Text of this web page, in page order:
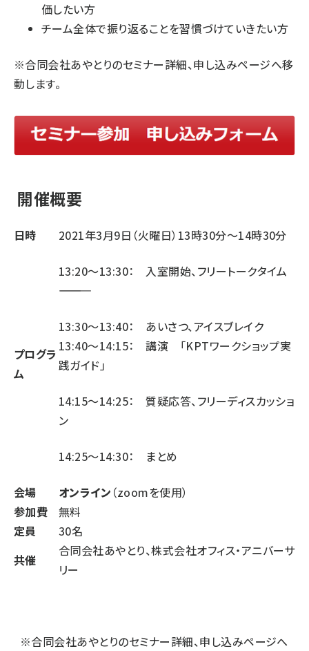
価したい方
チーム全体で振り返ることを習慣づけていきたい方
※合同会社あやとりのセミナー詳細、申し込みページへ移
動します。
開催概要
日時 2021年3月9日（火曜日）13時30分～14時30分
プログラ
ム
13:20～13:30： 入室開始、フリートークタイム
――――――――
13:30～13:40： あいさつ、アイスブレイク
13:40～14:15： 講演 「KPTワークショップ実
践ガイド」
14:15～14:25： 質疑応答、フリーディスカッショ
ン
14:25～14:30： まとめ
会場 オンライン （zoomを使用）
参加費
無料
定員
30名
共催
合同会社あやとり、株式会社オフィス・アニバーサ
リー
※合同会社あやとりのセミナー詳細、申し込みページへ